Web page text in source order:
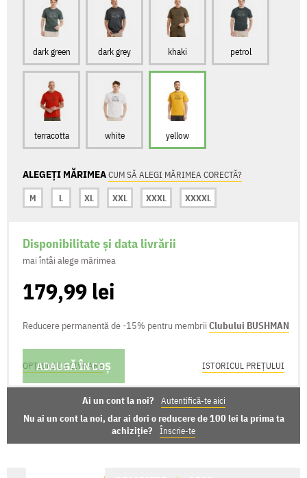
dark green dark grey khaki petrol
terracotta white yellow
ALEGEȚI MĂRIMEACUM SĂ ALEGI MĂRIMEA CORECTĂ?
M
L XL XXL XXXL XXXXL
Disponibilitate și data livrării
mai întâi alege mărimea
179,99 lei
Reducere permanentă de -15% pentru membrii Clubului BUSHMAN
ADAUGĂ ÎN COȘ
OPȚIUNI DE LIVRARE ISTORICUL PREȚULUI
Ai un cont la noi? Autentifică-te aici
Nu ai un cont la noi, dar ai dori o reducere de 100 lei la prima ta
achiziție?
Înscrie-te